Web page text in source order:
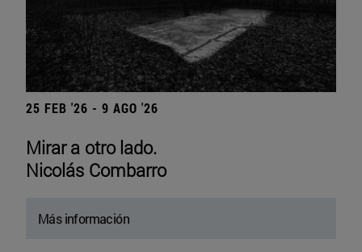
25 FEB '26 - 9 AGO '26
Mirar a otro lado.
Nicolás Combarro
Más información